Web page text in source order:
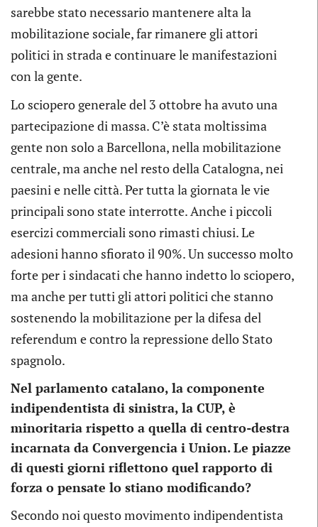
sarebbe stato necessario mantenere alta la
mobilitazione sociale, far rimanere gli attori
politici in strada e continuare le manifestazioni
con la gente.
Lo sciopero generale del 3 ottobre ha avuto una
partecipazione di massa. C’è stata moltissima
gente non solo a Barcellona, nella mobilitazione
centrale, ma anche nel resto della Catalogna, nei
paesini e nelle città. Per tutta la giornata le vie
principali sono state interrotte. Anche i piccoli
esercizi commerciali sono rimasti chiusi. Le
adesioni hanno sfiorato il 90%. Un successo molto
forte per i sindacati che hanno indetto lo sciopero,
ma anche per tutti gli attori politici che stanno
sostenendo la mobilitazione per la difesa del
referendum e contro la repressione dello Stato
spagnolo.
Nel parlamento catalano, la componente
indipendentista di sinistra, la CUP, è
minoritaria rispetto a quella di centro-destra
incarnata da Convergencia i Union. Le piazze
di questi giorni riflettono quel rapporto di
forza o pensate lo stiano modificando?
Secondo noi questo movimento indipendentista